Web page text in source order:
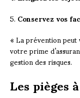
5.Conservez vos
« La prévention peut
votre prime
gestion des risques.
Les pièges